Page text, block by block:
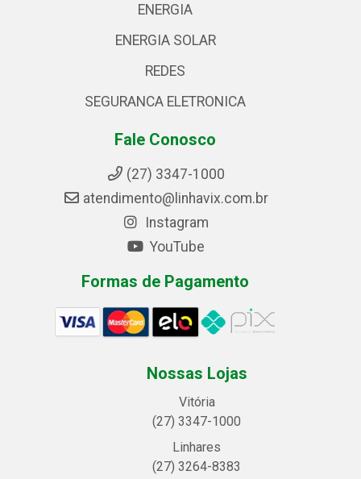
ENERGIA
ENERGIA SOLAR
REDES
SEGURANCA ELETRONICA
Fale Conosco
(27) 3347-1000
atendimento@linhavix.com.br
Instagram
YouTube
Formas de Pagamento
Nossas Lojas
Vitória
(27) 3347-1000
Linhares
(27) 3264-8383